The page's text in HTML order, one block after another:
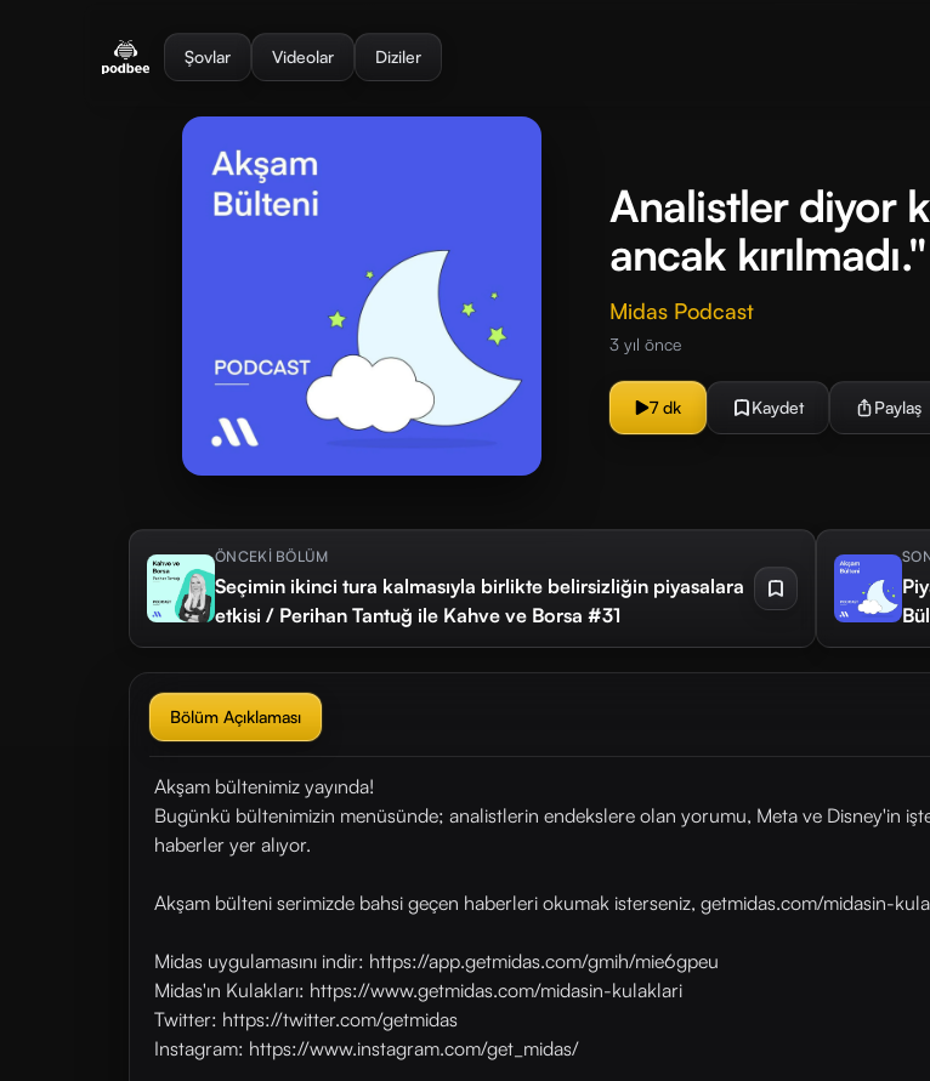
Şovlar Videolar Diziler
Analistler diyor
ancak
Midas Podcast
3 yıl önce
7 dk Kaydet Paylaş
ÖNCEKİ BÖLÜM
Seçimin ikinci tura kalmasıyla birlikte belirsizliğin piyasalara
etkisi / Perihan Tantuğ ile Kahve ve Borsa #31
Bölüm Açıklaması
Akşam bültenimiz yayında!
Bugünkü bültenimizin menüsünde; analistlerin endekslere olan yorumu, Meta ve Disney'in
haberler yer alıyor.
Akşam bülteni serimizde bahsi geçen haberleri okumak isterseniz, getmidas.com/midasin-
Midas uygulamasını indir: https://app.getmidas.com/gmih/mie6gpeu
Midas'ın Kulakları: https://www.getmidas.com/midasin-kulaklari
Twitter: https://twitter.com/getmidas
Instagram: https://www.instagram.com/get_midas/